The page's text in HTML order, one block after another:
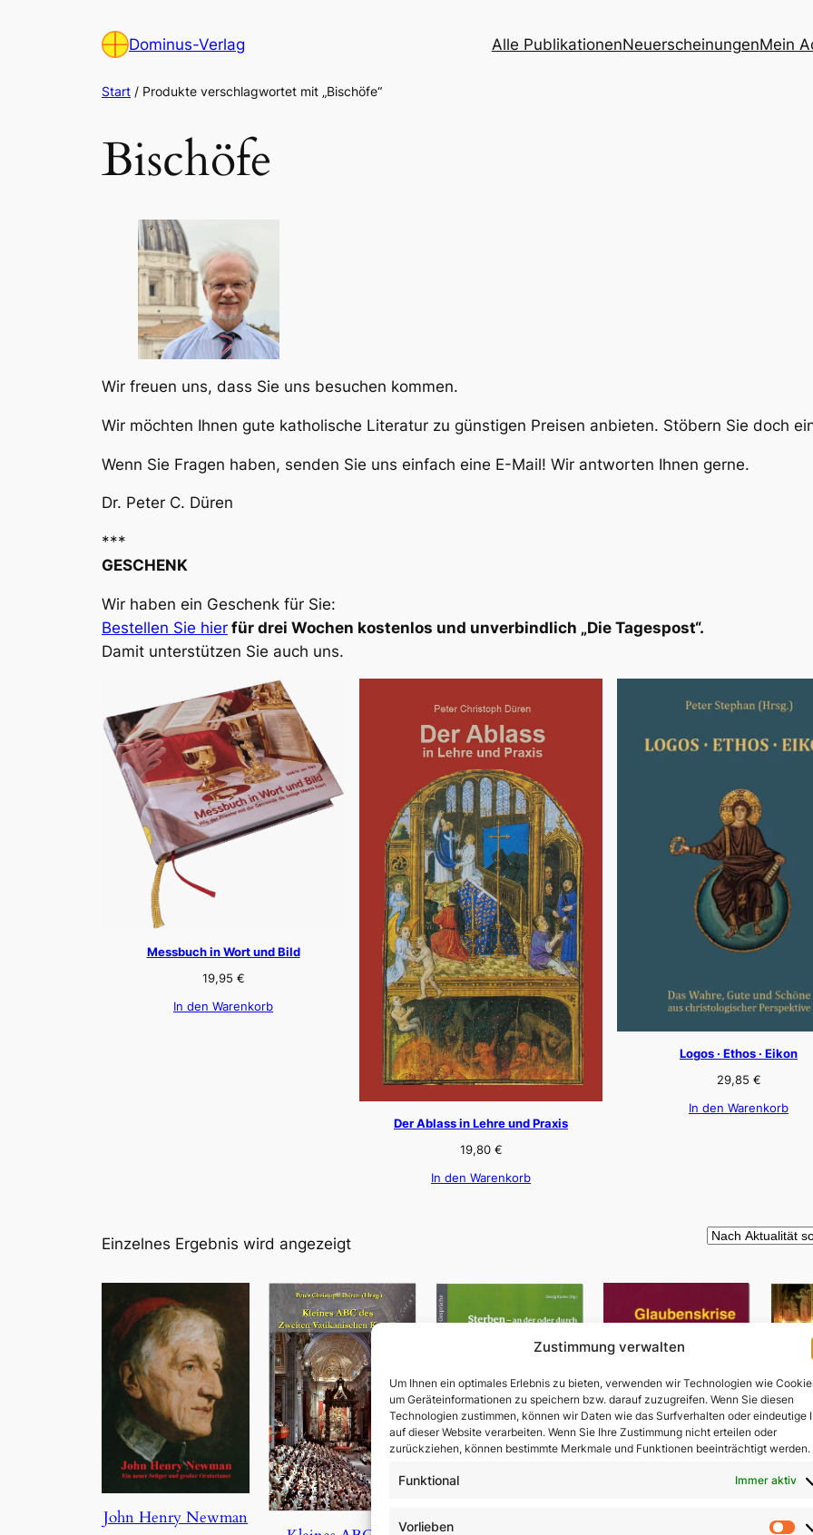
Zustimmung verwalten
Um Ihnen ein optimales Erlebnis zu bieten, verwenden wir Technologien wie
um Geräteinformationen zu speichern bzw. darauf zuzugreifen. Wenn Sie diesen
Technologien zustimmen, können wir Daten wie das Surfverhalten oder eindeutige
auf dieser Website verarbeiten. Wenn Sie Ihre Zustimmung nicht erteilen oder
zurückziehen, können bestimmte Merkmale und Funktionen beeinträchtigt werden.
Funktional Immer aktiv
Vorlieben
Dominus-Verlag Alle PublikationenNeuerscheinungenMein
Start / Produkte verschlagwortet mit „Bischöfe“
Bischöfe
Wir freuen uns, dass Sie uns besuchen kommen.
Wir möchten Ihnen gute katholische Literatur zu günstigen Preisen anbieten. Stöbern Sie doch
Wenn Sie Fragen haben, senden Sie uns einfach eine E-Mail! Wir antworten Ihnen gerne.
Dr. Peter C. Düren
***
GESCHENK
Wir haben ein Geschenk für Sie:
Bestellen Sie hier für drei Wochen kostenlos und unverbindlich „Die Tagespost“.
Damit unterstützen Sie auch uns.
Messbuch in Wort und Bild
19,95 €
In den Warenkorb
Der Ablass in Lehre und Praxis
19,80 €
In den Warenkorb
Logos · Ethos · Eikon
29,85 €
In den Warenkorb
Einzelnes Ergebnis wird angezeigt
John Henry Newman